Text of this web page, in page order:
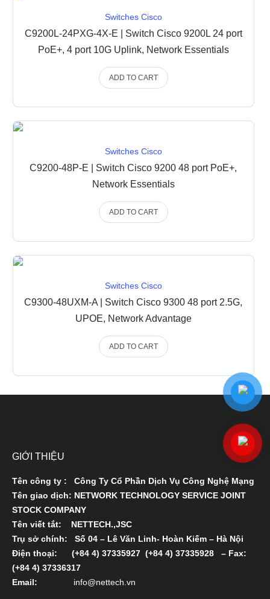
Switches Cisco
C9200L-24PXG-4X-E | Switch Cisco 9200L 24 port
PoE+, 4 port 10G Uplink, Network Essentials
ADD TO CART
Switches Cisco
C9200-48P-E | Switch Cisco 9200 48 port PoE+,
Network Essentials
ADD TO CART
Switches Cisco
C9300-48UXM-A | Switch Cisco 9300 48 port 2.5G,
UPOE, Network Advantage
ADD TO CART
GIỚI THIỆU
Tên công ty : Công Ty Cổ Phần Dịch Vụ Công Nghệ Mạng
Tên giao dịch: NETWORK TECHNOLOGY SERVICE JOINT
STOCK COMPANY
Tên viết tắt: NETTECH.,JSC
Trụ sở chính: Số 04 – Lê Văn Linh- Hoàn Kiếm – Hà Nội
Ðiện thoại:(+84 4) 37335927 (+84 4) 37335928 – Fax:
(+84 4) 37336317
Email: info@nettech.vn